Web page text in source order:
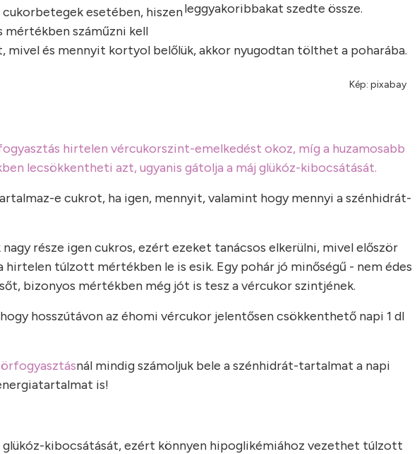
leggyakoribbakat szedte össze.
esetében, hiszen
mértékben száműzni kell
mivel és mennyit kortyol belőlük, akkor nyugodtan tölthet a poharába.
Kép: pixabay
hirtelen vércukorszint-emelkedést okoz, míg a huzamosabb
lecsökkentheti azt, ugyanis gátolja a máj glükóz-kibocsátását.
e cukrot, ha igen, mennyit, valamint hogy mennyi a szénhidrát-
része igen cukros, ezért ezeket tanácsos elkerülni, mivel először
túlzott mértékben le is esik. Egy pohár jó minőségű - nem édes
bizonyos mértékben még jót is tesz a vércukor szintjének.
hosszútávon az éhomi vércukor jelentősen csökkenthető napi 1 dl
nál mindig számoljuk bele a szénhidrát-tartalmat a napi
is!
kibocsátását, ezért könnyen hipoglikémiához vezethet túlzott